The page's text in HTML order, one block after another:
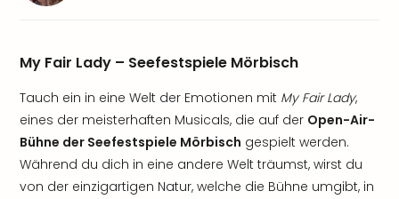
My Fair Lady – Seefestspiele Mörbisch
Tauch ein in eine Welt der Emotionen mit My Fair Lady,
eines der meisterhaften Musicals, die auf der Open-Air-
Bühne der Seefestspiele Mörbisch gespielt werden.
Während du dich in eine andere Welt träumst, wirst du
von der einzigartigen Natur, welche die Bühne umgibt, in